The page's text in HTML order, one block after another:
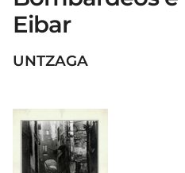
Eibar
UNTZAGA